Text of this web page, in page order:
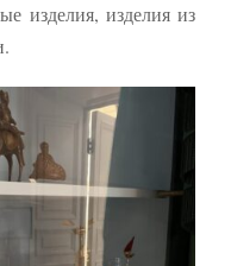
изделия, изделия из